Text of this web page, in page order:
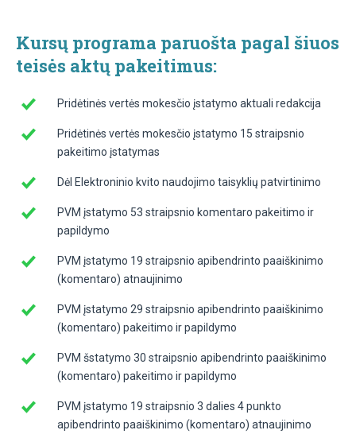
Kursų programa paruošta pagal šiuos
teisės aktų pakeitimus:
Pridėtinės vertės mokesčio įstatymo aktuali redakcija
Pridėtinės vertės mokesčio įstatymo 15 straipsnio
pakeitimo įstatymas
Dėl Elektroninio kvito naudojimo taisyklių patvirtinimo
PVM įstatymo 53 straipsnio komentaro pakeitimo ir
papildymo
PVM įstatymo 19 straipsnio apibendrinto paaiškinimo
(komentaro) atnaujinimo
PVM įstatymo 29 straipsnio apibendrinto paaiškinimo
(komentaro) pakeitimo ir papildymo
PVM šstatymo 30 straipsnio apibendrinto paaiškinimo
(komentaro) pakeitimo ir papildymo
PVM įstatymo 19 straipsnio 3 dalies 4 punkto
apibendrinto paaiškinimo (komentaro) atnaujinimo